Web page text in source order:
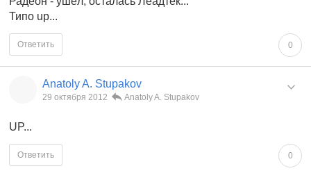
Типо up...
0
Ответить
Anatoly A. Stupakov
29 октября 2012 Anatoly A. Stupakov
UP...
0
Ответить